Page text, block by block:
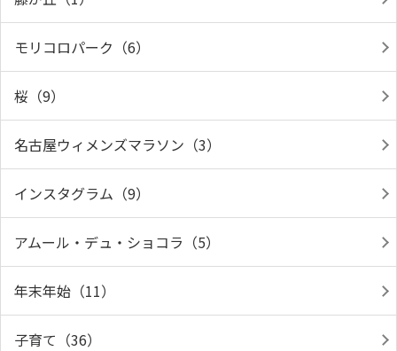
モリコロパーク（6）
桜（9）
名古屋ウィメンズマラソン（3）
インスタグラム（9）
アムール・デュ・ショコラ（5）
年末年始（11）
子育て（36）